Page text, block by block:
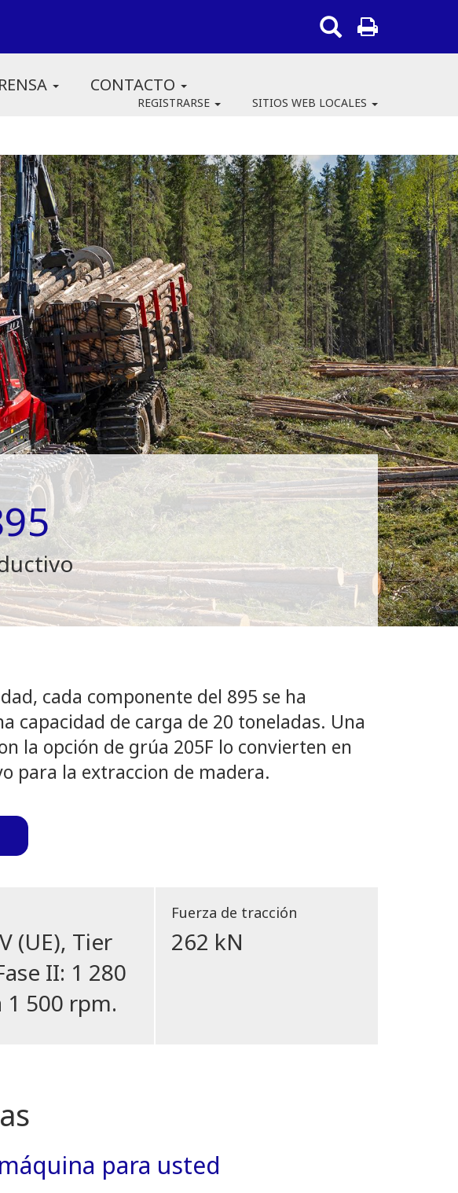
CONTACTO
REGISTRARSE SITIOS WEB LOCALES
cada componente del 895 se ha
capacidad de carga de 20 toneladas. Una
la opción de grúa 205F lo convierten en
para la extraccion de madera.
(UE), Tier
II: 1 280
1 500 rpm.
Fuerza de tracción
262 kN
para usted